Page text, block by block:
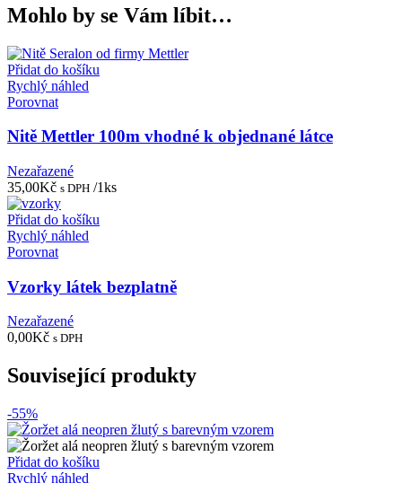
Mohlo by se Vám líbit…
Přidat do košíku
Rychlý náhled
Porovnat
Nitě Mettler 100m vhodné k objednané látce
Nezařazené
35,00Kč s DPH /1ks
Přidat do košíku
Rychlý náhled
Porovnat
Vzorky látek bezplatně
Nezařazené
0,00Kč s DPH
Související produkty
-55%
Přidat do košíku
Rychlý náhled